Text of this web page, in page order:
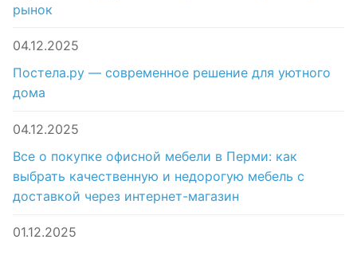
рынок
04.12.2025
Постела.ру — современное решение для уютного
дома
04.12.2025
Все о покупке офисной мебели в Перми: как
выбрать качественную и недорогую мебель с
доставкой через интернет-магазин
01.12.2025